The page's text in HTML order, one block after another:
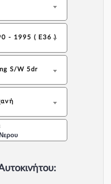
- 1995 ( E36 )
S/W 5dr